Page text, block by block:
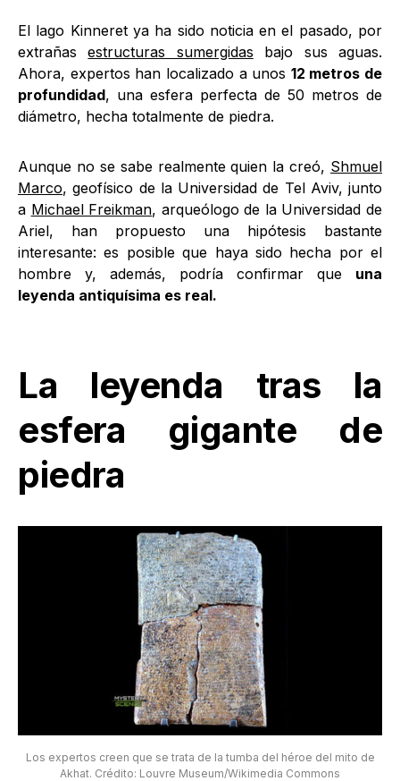
El lago Kinneret ya ha sido noticia en el pasado, por
extrañasestructuras sumergidas bajo sus aguas.
Ahora, expertos han localizado a unos 12 metros de
profundidad, una esfera perfecta de 50 metros de
diámetro, hecha totalmente de piedra.
Aunque no se sabe realmente quien la creó, Shmuel
Marco, geofísico de la Universidad de Tel Aviv, junto
a Michael Freikman, arqueólogo de la Universidad de
Ariel, han propuesto una hipótesis bastante
interesante: es posible que haya sido hecha por el
hombre y, además, podría confirmar que una
leyenda antiquísima es real.
La leyenda tras la
esfera gigante de
piedra
Los expertos creen que se trata de la tumba del héroe del mito de
Akhat. Crédito: Louvre Museum/Wikimedia Commons